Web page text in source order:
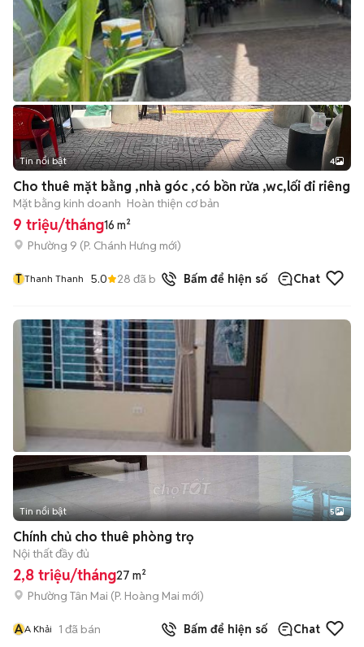
Tin nổi bật 4
Cho thuê mặt bằng ,nhà góc ,có bồn rửa ,wc,lối đi riêng
Mặt bằng kinh doanh Hoàn thiện cơ bản
9 triệu/tháng16 m²
Phường 9 (P. Chánh Hưng mới)
T Thanh Thanh 5.0 28 đã bán Bấm để hiện số Chat
Tin nổi bật 5
Chính chủ cho thuê phòng trọ
Nội thất đầy đủ
2,8 triệu/tháng27 m²
Phường Tân Mai (P. Hoàng Mai mới)
AA Khải 1 đã bán Bấm để hiện số Chat